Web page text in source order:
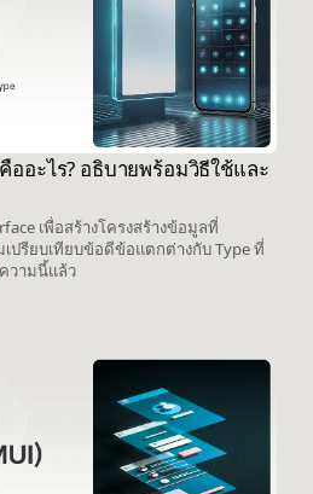
ออะไร? อธิบายพร้อมวิธีใช้และ
เพื่อสร้างโครงสร้างข้อมูลที่
ปรียบเทียบข้อดีข้อแตกต่างกับ Type ที่
วามนี้แล้ว